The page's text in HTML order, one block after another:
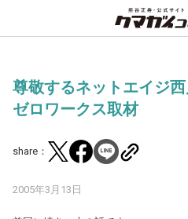
尊敬するネットエイジ
ゼロワークス取材
share：
2005年3月13日